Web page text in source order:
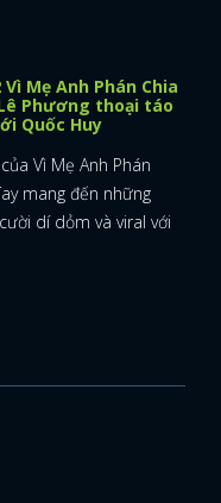
Vì Mẹ Anh Phán Chia
Phương thoại táo
Quốc Huy
Vì Mẹ Anh Phán
mang đến những
dí dỏm và viral với